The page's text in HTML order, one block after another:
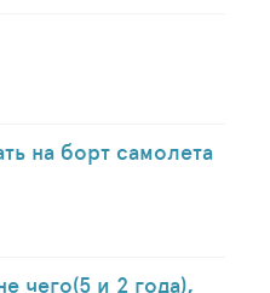
на борт самолета
чего(5 и 2 года),